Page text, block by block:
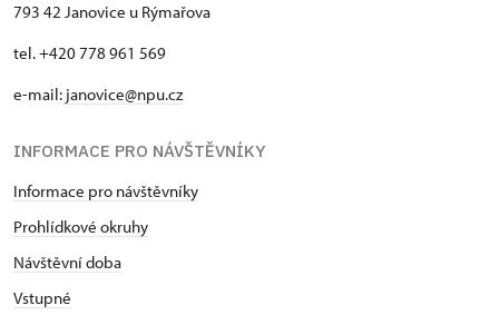
793 42 Janovice u Rýmařova
tel. +420 778 961 569
e-mail: janovice@npu.cz
INFORMACE PRO NÁVŠTĚVNÍKY
Informace pro návštěvníky
Prohlídkové okruhy
Návštěvní doba
Vstupné